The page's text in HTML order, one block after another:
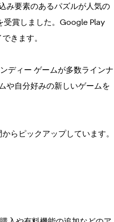
み要素のあるパズルが人気の
受賞しました。Google Play
きます。
ディー ゲームが多数ラインナ
や自分好みの新しいゲームを
らピックアップしています。